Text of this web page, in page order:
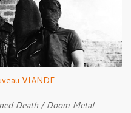
VIANDE
Death / Doom Metal